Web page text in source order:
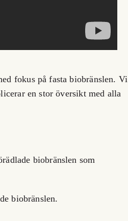
fokus på fasta biobränslen. Vi
en stor översikt med alla
biobränslen som
biobränslen.